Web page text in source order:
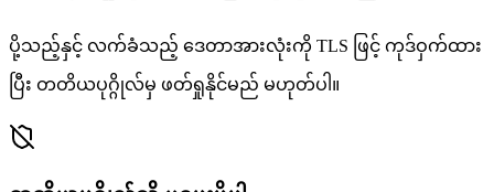
ပို့သည့်နှင့် လက်ခံသည့် ဒေတာအားလုံးကို TLS ဖြင့် ကုဒ်ဝှက်ထား
ပြီး တတိယပုဂ္ဂိုလ်မှ ဖတ်ရှုနိုင်မည် မဟုတ်ပါ။